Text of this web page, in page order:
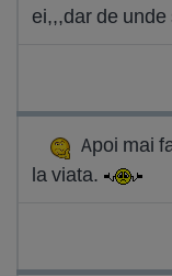
ei,,,dar de
Apoi mai
la viata.